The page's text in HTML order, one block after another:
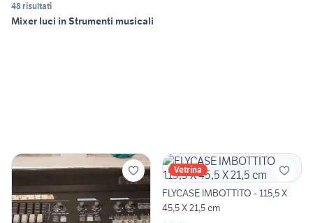
48 risultati
Mixer luci in Strumenti musicali
Vetrina
FLYCASE IMBOTTITO - 115,5 X
45,5 X 21,5 cm